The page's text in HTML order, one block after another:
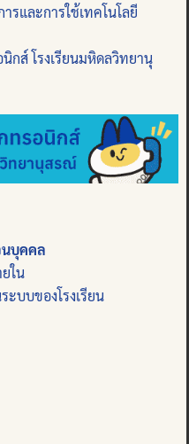
รและการใช้เทคโนโลยี
กส์ โรงเรียนมหิดลวิทยานุ
บุคคล
ใน
ะบบของโรงเรียน